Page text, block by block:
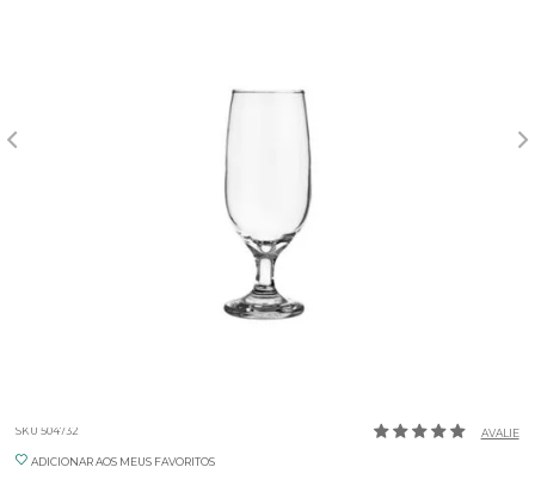
SKU 504732 AVALIE
ADICIONAR AOS MEUS FAVORITOS